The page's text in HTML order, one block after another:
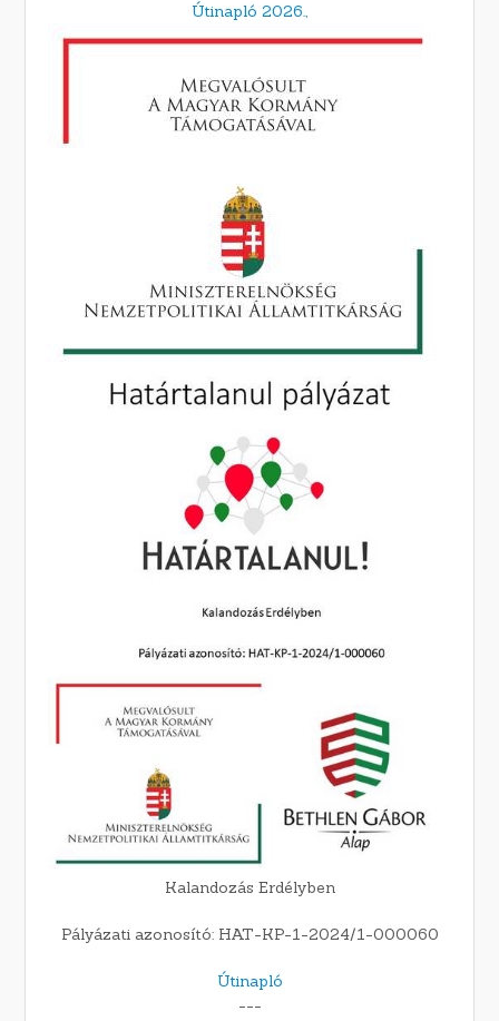
Útinapló 2026.,
Kalandozás Erdélyben
Pályázati azonosító: HAT-KP-1-2024/1-000060
Útinapló
---